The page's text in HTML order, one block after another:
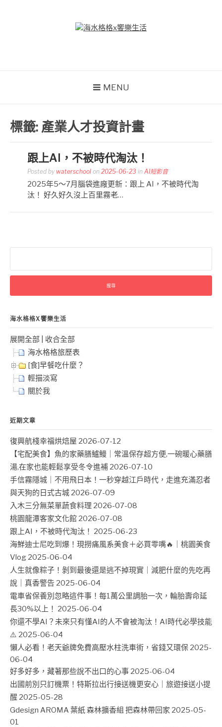
MENU
標籤: 產業人才投資計畫
跟上AI，不被時代淘汰！
Posted by waterschool on 2025-06-23 in AI短影音
2025年5～7月腦袋進廠更新：跟上 AI，不被時代淘
汰！ 好久好久沒上百里霧老…
關
字:
海水格格X饗樂生活
展開全部
收合全部
海水格格旅歷表
[食]早餐吃什麼？
輕描淡寫
關於我
近期文章
復興航棧幸福烘焙屋 2026-07-12
【宅配美食】魚的家藥膳鱸鰻｜常溫保存超方便,一碗暖心藥膳
湯,在家也能輕鬆享受冬令進補 2026-07-10
手信霧隱城｜不用飛日本！一秒穿越江戶時代，走進充滿忍者
與天狗的日式古城 2026-07-09
入木三分無菜單蔬食料理 2026-07-08
桃園龍潭客家文化館 2026-07-08
跟上AI，不被時代淘汰！ 2025-06-23
海鮮迪士尼吃到爆！現撈痛風系美食＋必買零嘴🔥｜桃園美食
Vlog 2025-06-04
人生就像粽子！剝到最後還是逃不掉現實｜減肥什麼的先吃再
說｜真香警告 2025-06-04
電車省保養別忽略這件事！每1萬公里調胎一次，輪胎壽命延
長30%以上！ 2025-06-04
你還不學AI？未來只有懂AI的人不會被淘汰！AI時代必學技能
⚠️ 2025-06-04
懶人必看！老天爺牌免費高壓水柱洗車術，省錢又環保 2025-
06-04
好多好多，藏著那些說不出口的心事 2025-06-04
出國前別只訂機票！特斯拉出行接送機更安心｜旅遊接送小提
醒 2025-05-28
Gdesign AROMA 葉紙 森林擴香組 把森林帶回家 2025-05-
01